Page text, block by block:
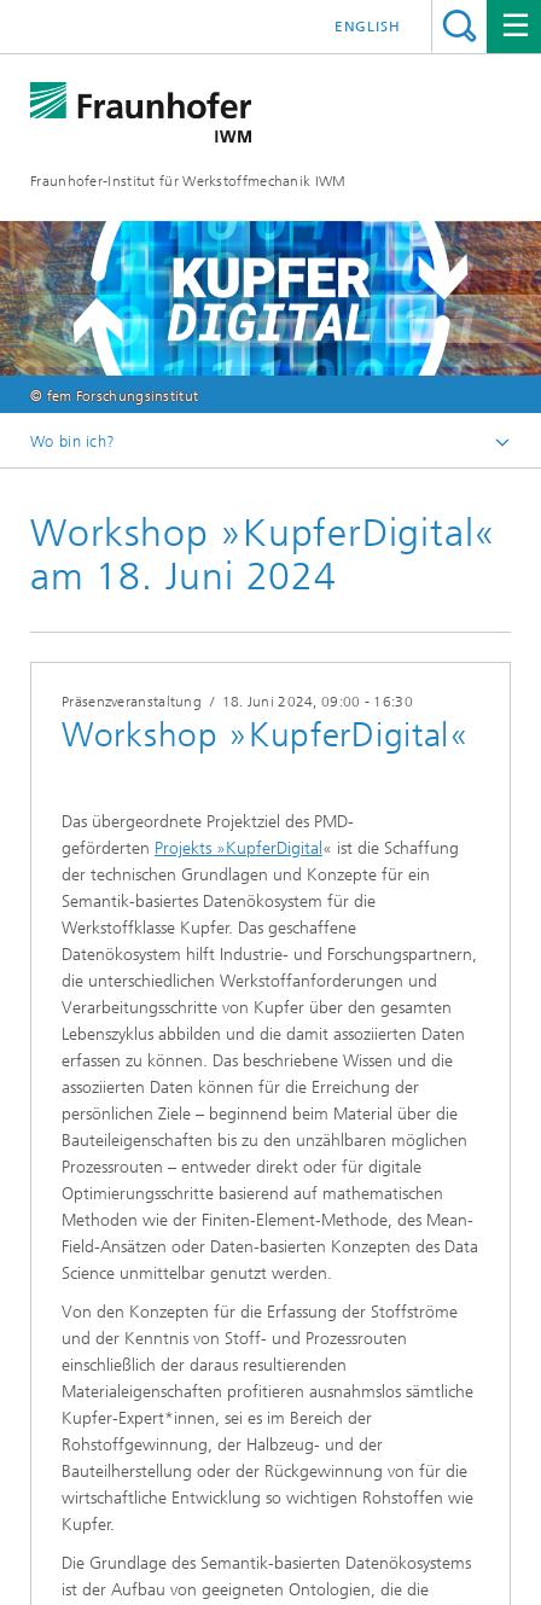
Fraunhofer-Institut für Werkstoffmechanik IWM
ENGLISH
© fem Forschungsinstitut
Wo bin ich?
Über uns
Workshop »KupferDigital«
am 18. Juni 2024
Präsenzveranstaltung / 18. Juni 2024, 09:00 - 16:30
Workshop »KupferDigital«
Das übergeordnete Projektziel des PMD-
geförderten Projekts »KupferDigital « ist die Schaffung
der technischen Grundlagen und Konzepte für ein
Semantik-basiertes Datenökosystem für die
Werkstoffklasse Kupfer. Das geschaffene
Datenökosystem hilft Industrie- und Forschungspartnern,
die unterschiedlichen Werkstoffanforderungen und
Verarbeitungsschritte von Kupfer über den gesamten
Lebenszyklus abbilden und die damit assoziierten Daten
erfassen zu können. Das beschriebene Wissen und die
assoziierten Daten können für die Erreichung der
persönlichen Ziele – beginnend beim Material über die
Bauteileigenschaften bis zu den unzählbaren möglichen
Prozessrouten – entweder direkt oder für digitale
Optimierungsschritte basierend auf mathematischen
Methoden wie der Finiten-Element-Methode, des Mean-
Field-Ansätzen oder Daten-basierten Konzepten des Data
Science unmittelbar genutzt werden.
Von den Konzepten für die Erfassung der Stoffströme
und der Kenntnis von Stoff- und Prozessrouten
einschließlich der daraus resultierenden
Materialeigenschaften profitieren ausnahmslos sämtliche
Kupfer-Expert*innen, sei es im Bereich der
Rohstoffgewinnung, der Halbzeug- und der
Bauteilherstellung oder der Rückgewinnung von für die
wirtschaftliche Entwicklung so wichtigen Rohstoffen wie
Kupfer.
Die Grundlage des Semantik-basierten Datenökosystems
ist der Aufbau von geeigneten Ontologien, die die